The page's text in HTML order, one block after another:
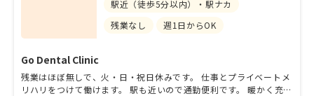
駅近（徒歩5分以内）・駅ナカ
残業なし
週1日からOK
Go Dental Clinic
残業はほぼ無しで、火・日・祝日休みです。 仕事とプライベートメ
リハリをつけて働けます。 駅も近いので通勤便利です。 暖かく充実